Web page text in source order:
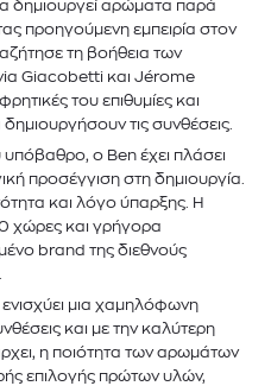
δημιουργεί αρώματα παρά
προηγούμενη εμπειρία στον
τη βοήθεια των
Giacobetti και Jérome
του επιθυμίες και
τις συνθέσεις.
υπόβαθρο, ο Ben έχει πλάσει
προσέγγιση στη δημιουργία.
και λόγο ύπαρξης. Η
χώρες και γρήγορα
brand της διεθνούς
μια χαμηλόφωνη
και με την καλύτερη
η ποιότητα των αρωμάτων
επιλογής πρώτων υλών,